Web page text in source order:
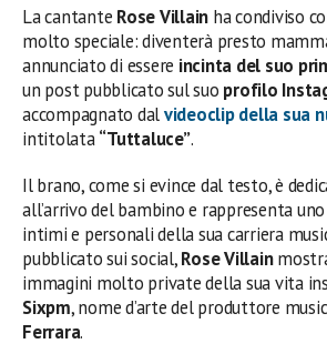
La cantante Rose Villain ha condiviso
molto speciale: diventerà presto
annunciato di essere incinta del suo
un post pubblicato sul suo profilo
accompagnato dalvideoclip della sua
intitolata“Tuttaluce”.
Il brano, come si evince dal testo, è
all’arrivo del bambino e rappresenta
intimi e personali della sua carriera
pubblicato sui social,Rose Villain
immagini molto private della sua vita
Sixpm, nome d’arte del produttore
Ferrara.